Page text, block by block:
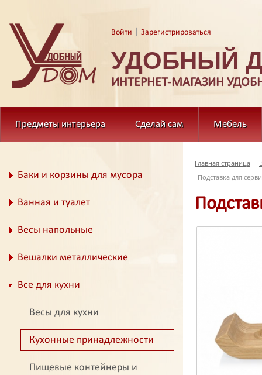
Войти Зарегистрироваться
УДОБНЫЙ
ИНТЕРНЕТ-МАГАЗИН
Предметы интерьера Сделай сам Мебель
Баки и корзины для мусора
Ванная и туалет
Весы напольные
Вешалки металлические
Все для кухни
Весы для кухни
Кухонные принадлежности
Пищевые контейнеры и
Главная страница
Подставка для